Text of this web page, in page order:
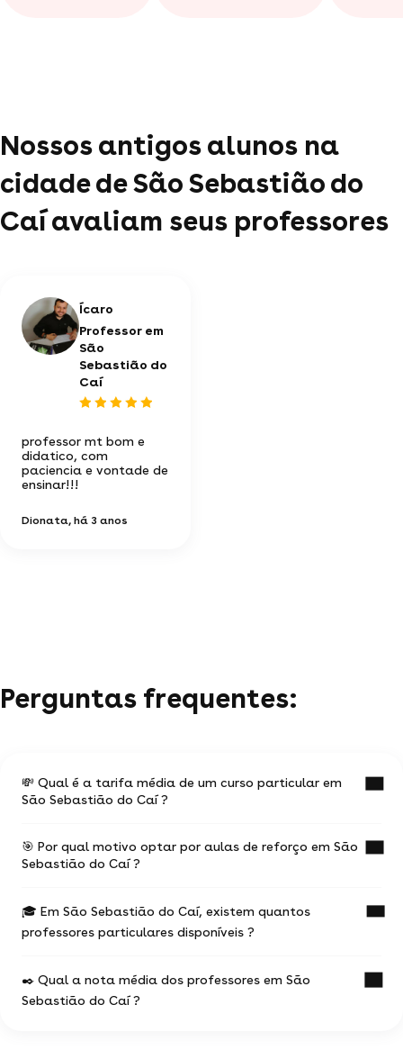
Nossos antigos alunos na
cidade de São Sebastião do
Caí avaliam seus professores
Ícaro
Professor em
São
Sebastião do
Caí
professor mt bom e
didatico, com
paciencia e vontade de
ensinar!!!
Dionata, há 3 anos
Perguntas frequentes:
💸 Qual é a tarifa média de um curso particular em
São Sebastião do Caí ?
O valor médio de uma aula particular em São
Sebastião do Caí é de R$ 50.
Esses valores podem variar de acordo com
o local do curso (online ou a domicílio) e a
localização geográfica
🎯 Por qual motivo optar por aulas de reforço em São
Sebastião do Caí ?
Ter aulas com um professor experiente na
temática desejada vai te ajudar a progredir mais
🎓 Em São Sebastião do Caí, existem quantos
professores particulares disponíveis ?
31 profes particulares propõem seus serviços.
✒️ Qual a nota média dos professores em São
Sebastião do Caí ?